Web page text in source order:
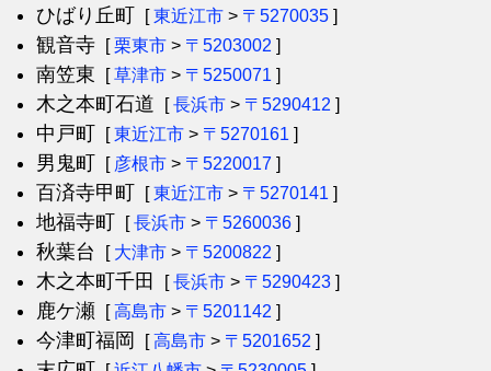
ひばり丘町 [東近江市 > 〒5270035 ]
観音寺 [栗東市 > 〒5203002 ]
南笠東 [草津市 > 〒5250071 ]
木之本町石道 [長浜市 > 〒5290412 ]
中戸町 [東近江市 > 〒5270161 ]
男鬼町 [ 彦根市 > 〒5220017 ]
百済寺甲町 [東近江市 > 〒5270141 ]
地福寺町 [長浜市 > 〒5260036 ]
秋葉台 [ 大津市 > 〒5200822 ]
木之本町千田 [長浜市 > 〒5290423 ]
鹿ケ瀬 [高島市 > 〒5201142 ]
今津町福岡 [高島市 > 〒5201652 ]